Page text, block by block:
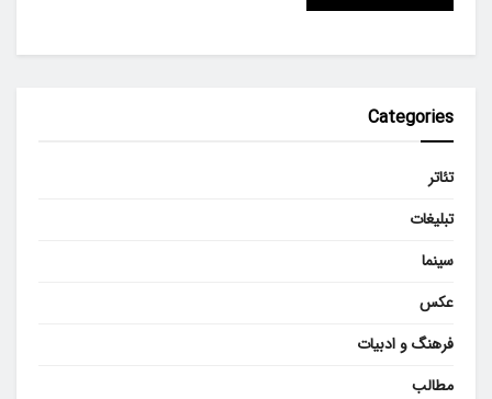
Categories
تئاتر
تبلیغات
سینما
عکس
فرهنگ و ادبیات
مطالب